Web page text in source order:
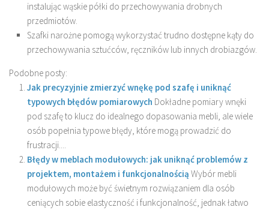
instalując wąskie półki do przechowywania drobnych
przedmiotów.
Szafki narożne pomogą wykorzystać trudno dostępne kąty do
przechowywania sztućców, ręczników lub innych drobiazgów.
Podobne posty:
Jak precyzyjnie zmierzyć wnękę pod szafę i uniknąć
typowych błędów pomiarowych Dokładne pomiary wnęki
pod szafę to klucz do idealnego dopasowania mebli, ale wiele
osób popełnia typowe błędy, które mogą prowadzić do
frustracji....
Błędy w meblach modułowych: jak uniknąć problemów z
projektem, montażem i funkcjonalnością Wybór mebli
modułowych może być świetnym rozwiązaniem dla osób
ceniących sobie elastyczność i funkcjonalność, jednak łatwo